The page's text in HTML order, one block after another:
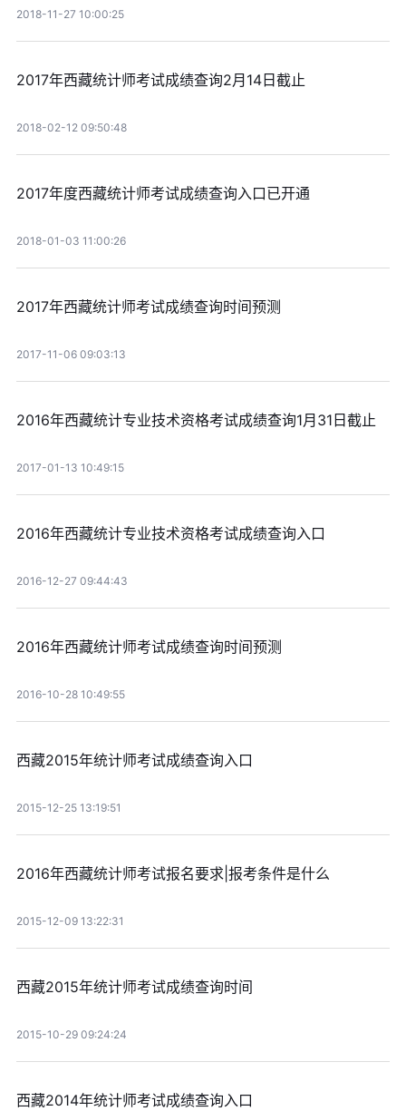
2018-11-27 10:00:25
2017年西藏统计师考试成绩查询2月14日截止
2018-02-12 09:50:48
2017年度西藏统计师考试成绩查询入口已开通
2018-01-03 11:00:26
2017年西藏统计师考试成绩查询时间预测
2017-11-06 09:03:13
2016年西藏统计专业技术资格考试成绩查询1月31日截止
2017-01-13 10:49:15
2016年西藏统计专业技术资格考试成绩查询入口
2016-12-27 09:44:43
2016年西藏统计师考试成绩查询时间预测
2016-10-28 10:49:55
西藏2015年统计师考试成绩查询入口
2015-12-25 13:19:51
2016年西藏统计师考试报名要求|报考条件是什么
2015-12-09 13:22:31
西藏2015年统计师考试成绩查询时间
2015-10-29 09:24:24
西藏2014年统计师考试成绩查询入口